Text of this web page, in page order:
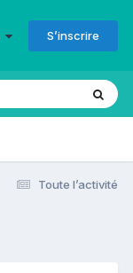
S’inscrire
Toute l’activité